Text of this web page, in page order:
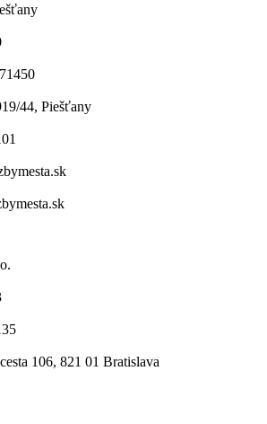
44, Piešťany
106, 821 01 Bratislava